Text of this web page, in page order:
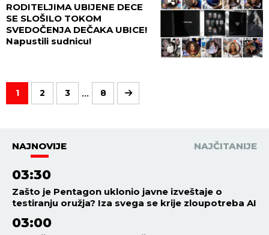
RODITELJIMA UBIJENE DECE
SE SLOŠILO TOKOM
SVEDOČENJA DEČAKA UBICE!
Napustili sudnicu!
1 2 3 ... 8
NAJNOVIJE NAJČITANIJE
03:30
Zašto je Pentagon uklonio javne izveštaje o
testiranju oružja? Iza svega se krije zloupotreba AI
03:00